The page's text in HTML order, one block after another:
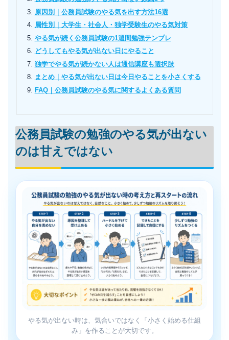
原因別｜公務員試験のやる気を出す方法16選
属性別｜大学生・社会人・独学受験生のやる気対策
やる気が続く公務員試験の1週間勉強テンプレ
どうしてもやる気が出ない日にやること
独学でやる気が続かない人は通信講座も選択肢
まとめ｜やる気が出ない日は今日やることを小さくする
FAQ｜公務員試験のやる気に関するよくある質問
公務員試験の勉強のやる気が出ない
のは甘えではない
やる気が出ない時は、気合いではなく「小さく始める仕組
み」を作ることが大切です。